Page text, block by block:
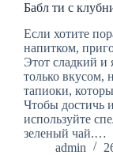
Бабл ти с
Если хотите
напитком,
Этот сладкий и
только
тапиоки,
Чтобы достичь
используйте
зеленый чай.…
admin